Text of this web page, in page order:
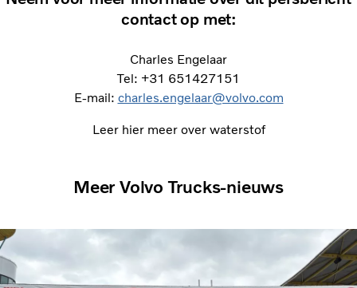
contact op met:
Charles Engelaar
Tel: +31 651427151
E-mail: charles.engelaar@volvo.com
Leer hier meer over waterstof
Meer Volvo Trucks-nieuws